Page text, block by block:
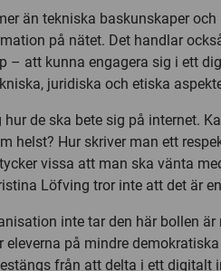
än tekniska baskunskaper
på nätet. Det handlar
– att kunna engagera sig i ett
juridiska och etiska
hur de ska bete sig på internet.
helst? Hur skriver man ett
vissa att man ska vänta
Löfving tror inte att det är
inte tar den här bollen är
eleverna på mindre
från att delta i ett digitalt